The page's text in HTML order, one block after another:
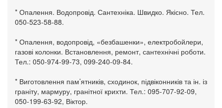
* Опалення. Водопровід. Сантехніка. Швидко. Якісно. Тел.
050-523-58-88.
* Опалення, водопровід, «безбашенки», електробойлери,
газові колонки. Встановлення, ремонт, сантехнічні роботи.
Тел.: 050-974-99-73, 099-240-09-84.
* Виготовлення пам’ятників, сходинок, підвіконників та ін. із
граніту, мармуру, гранітної крихти. Тел.: 095-707-92-09,
050-199-63-92, Віктор.